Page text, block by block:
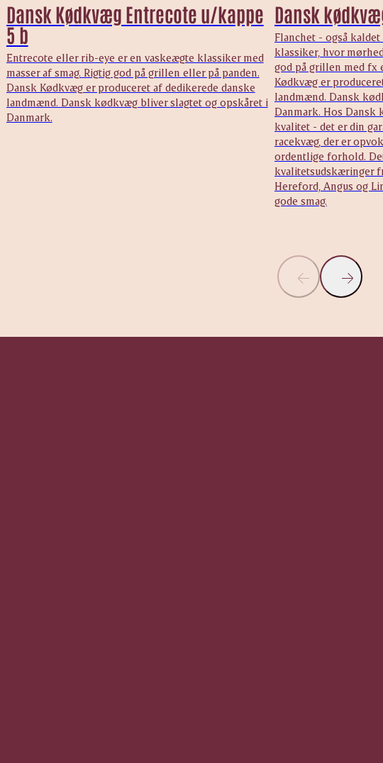
Dansk Kødkvæg Entrecote u/kappe
5 b
Entrecote eller rib-eye er en vaskeægte klassiker med
masser af smag. Rigtig god på grillen eller på panden.
Dansk Kødkvæg er produceret af dedikerede danske
landmænd. Dansk kødkvæg bliver slagtet og opskåret i
Danmark.
Dansk
Flanchet - også
klassiker, hvor
god på grillen med fx
Kødkvæg er
landmænd. Dansk
Danmark. Hos
kvalitet - det er din
racekvæg, der er
ordentlige forhold.
kvalitetsudskæringer
Hereford, Angus og
gode smag.